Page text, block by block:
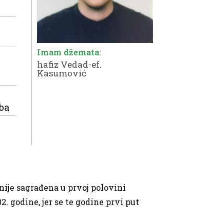
Imam džemata:
hafiz Vedad-ef.
Kasumović
sagrađena u prvoj polovini
godine, jer se te godine prvi put